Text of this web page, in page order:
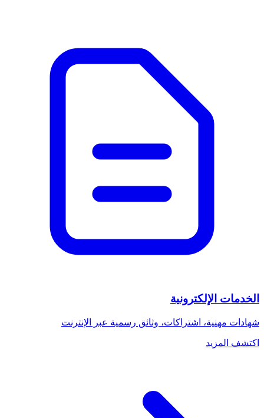
الخدمات الإلكترونية
شهادات مهنية، اشتراكات، وثائق رسمية عبر الإنترنت
اكتشف المزيد